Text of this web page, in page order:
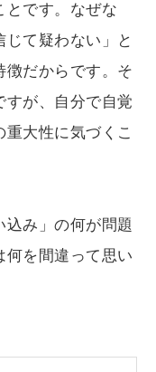
とです。なぜな
じて疑わない」と
徴だからです。そ
すが、自分で自覚
大性に気づくこ
込み」の何が問題
何を間違って思い